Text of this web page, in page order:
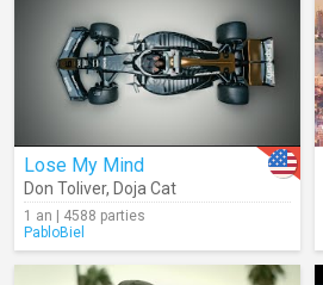
Lose My Mind
Don Toliver, Doja Cat
1 an | 4588 parties
PabloBiel